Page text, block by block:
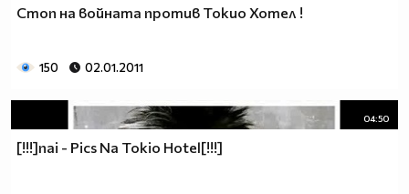
Стоп на войната против Токио Хотел !
150 02.01.2011
04:50
[!!!]nai - Pics Na Tokio Hotel[!!!]